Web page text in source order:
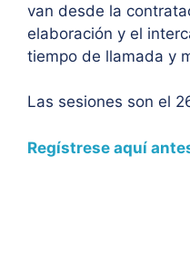
van desde la
elaboración y el
tiempo de llamada y
Las sesiones son el
Regístrese aquí